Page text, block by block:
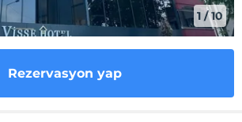
1 /10
Rezervasyon yap